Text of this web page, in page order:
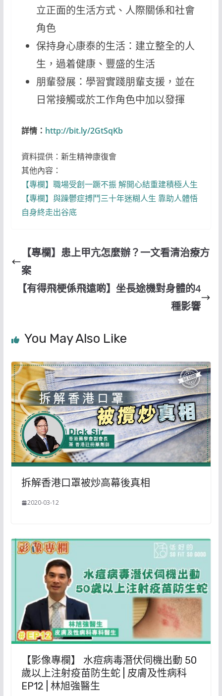
立正面的生活方式、人際關係和社會
角色
保持身心康泰的生活：建立整全的人
生，過着健康、豐盛的生活
朋輩發展：學習實踐朋輩支援，並在
日常接觸或於工作角色中加以發揮
詳情： http://bit.ly/2GtSqKb
資料提供：新生精神康復會
其他內容：
【專欄】職場受創一蹶不振 解開心結重建積極人生
【專欄】與躁鬱症搏鬥三十年迷糊人生 靠助人體悟
自身終走出谷底
【專欄】患上甲亢怎麼辦？一文看清治療方
案
【有得飛梗係飛遠啲】坐長途機對身體的4
種影響
You May Also Like
拆解香港口罩被炒高幕後真相
2020-03-12
【影像專欄】 水痘病毒潛伏伺機出動 50
歲以上注射疫苗防生蛇 | 皮膚及性病科
EP12 | 林旭強醫生